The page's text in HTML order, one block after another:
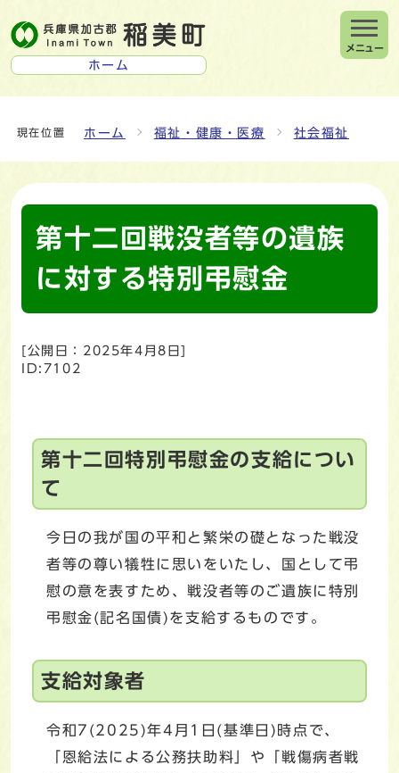
ホーム
メニュー
現在位置 ホーム 福祉・健康・医療 社会福祉
第十二回戦没者等の遺族
に対する特別弔慰金
[公開日： 2025年4月8日]
ID:7102
第十二回特別弔慰金の支給につい
て
今日の我が国の平和と繁栄の礎となった戦没
者等の尊い犠牲に思いをいたし、国として弔
慰の意を表すため、戦没者等のご遺族に特別
弔慰金(記名国債)を支給するものです。
支給対象者
令和7(2025)年4月1日(基準日)時点で、
「恩給法による公務扶助料」や「戦傷病者戦